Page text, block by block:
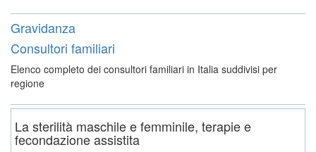
Gravidanza
Consultori familiari
Elenco completo dei consultori familiari in Italia suddivisi per
regione
La sterilità maschile e femminile, terapie e
fecondazione assistita